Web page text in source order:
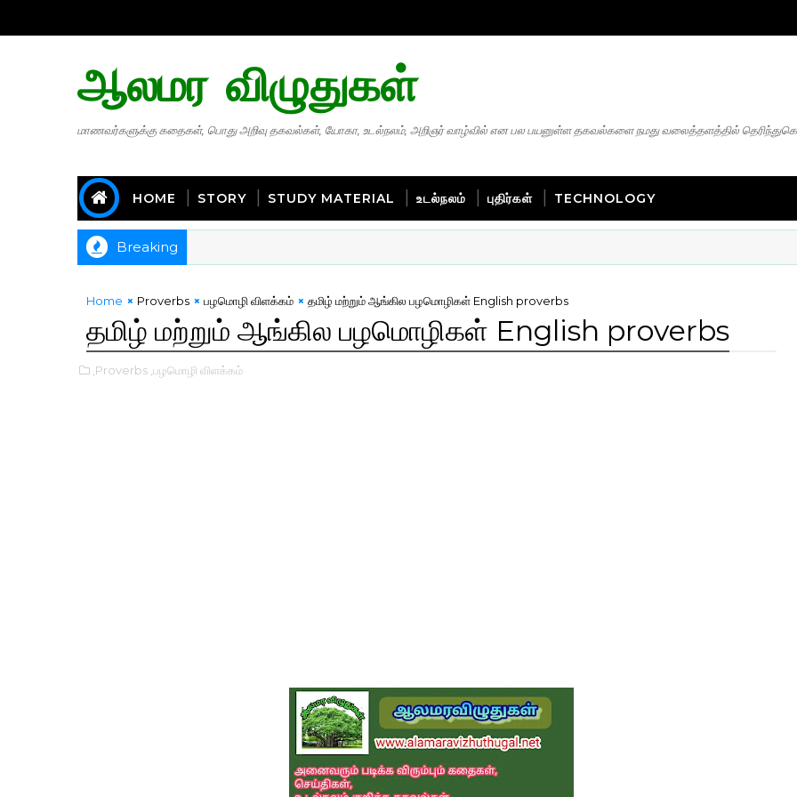
ஆலமர விழுதுகள்
மாணவர்களுக்கு கதைகள், பொது அறிவு தகவல்கள், யோகா, உடல்நலம், அறிஞர் வாழ்வில் என பல பயனுள்ள தகவல்களை நமது வலைத்தளத்தில்
HOME STORY STUDY MATERIAL உடல்நலம் புதிர்கள் TECHNOLOGY
Breaking
Home Proverbs பழமொழி விளக்கம் தமிழ் மற்றும் ஆங்கில பழமொழிகள் English proverbs
தமிழ் மற்றும் ஆங்கில பழமொழிகள் English proverbs
,Proverbs ,பழமொழி விளக்கம்